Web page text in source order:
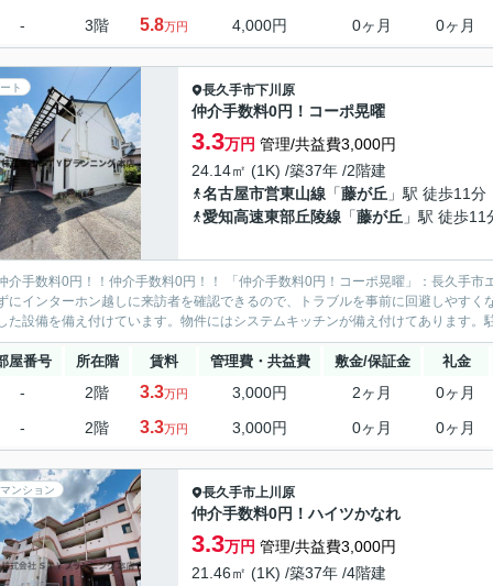
- 3階 5.8万円 4,000円 0ヶ月 0ヶ月
ト 長久手市下川原
仲介手数料0円！コーポ晃曜
3.3万円 管理/共益費3,000円
24.14㎡ (1K) /築37年 /2階建
名古屋市営東山線 「藤が丘 」駅 徒歩11分
愛知高速東部丘陵線 「藤が丘 」駅 徒歩11
介手数料0円！！仲介手数料0円！！ 「仲介手数料0円！コーポ晃曜」：長久手
にインターホン越しに来訪者を確認できるので、トラブルを事前に回避しやす
た設備を備え付けています。物件にはシステムキッチンが備え付けてあります
屋番号 所在階 賃料 管理費・共益費 敷金/保証金 礼金
- 2階 3.3万円 3,000円 2ヶ月
0ヶ月
-
2階 3.3万円 3,000円 0ヶ月 0ヶ月
ンション 長久手市上川原
仲介手数料0円！ハイツかなれ
3.3万円 管理/共益費3,000円
21.46㎡ (1K) /築37年 /4階建